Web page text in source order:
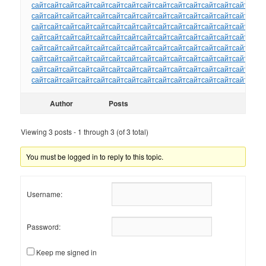
сайтсайтсайтсайтсайтсайтсайтсайтсайтсайтсайтсайтсайтсайт
сайтсайтсайтсайтсайтсайтсайтсайтсайтсайтсайтсайтсайтсайт
сайтсайтсайтсайтсайтсайтсайтсайтсайтсайтсайтсайтсайтсайт
сайтсайтсайтсайтсайтсайтсайтсайтсайтсайтсайтсайтсайтсайт
сайтсайтсайтсайтсайтсайтсайтсайтсайтсайтсайтсайтсайтсайт
сайтсайтсайтсайтсайтсайтсайтсайтсайтсайтсайтсайтсайтсайт
сайтсайтсайтсайтсайтсайтсайтсайтсайтсайтсайтсайтсайтсайт
сайтсайтсайтсайтсайтсайтсайтсайтсайтсайтсайтсайтсайтсайт
Author Posts
Viewing 3 posts - 1 through 3 (of 3 total)
You must be logged in to reply to this topic.
Username:
Password:
Keep me signed in